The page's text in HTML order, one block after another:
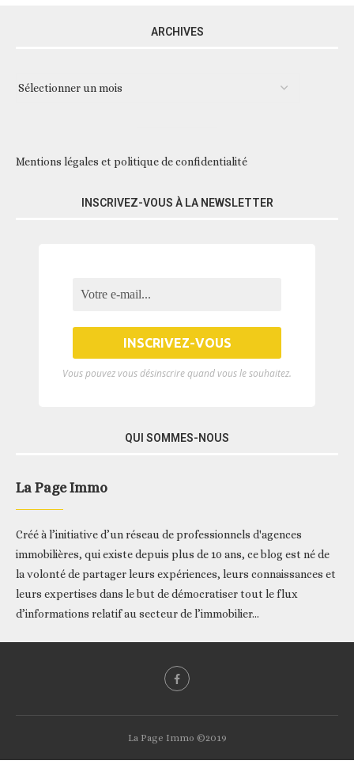
ARCHIVES
Mentions légales et politique de confidentialité
INSCRIVEZ-VOUS À LA NEWSLETTER
Vous pouvez vous désinscrire quand vous le souhaitez.
QUI SOMMES-NOUS
La Page Immo
Créé à l’initiative d’un réseau de professionnels d'agences
immobilières, qui existe depuis plus de 10 ans, ce blog est né de
la volonté de partager leurs expériences, leurs connaissances et
leurs expertises dans le but de démocratiser tout le flux
d’informations relatif au secteur de l’immobilier...
La Page Immo ©2019